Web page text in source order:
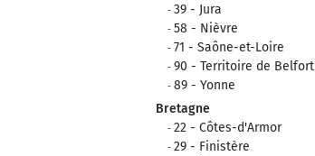
39 - Jura
58 - Nièvre
71 - Saône-et-Loire
90 - Territoire de Belfort
89 - Yonne
Bretagne
22 - Côtes-d'Armor
29 - Finistère